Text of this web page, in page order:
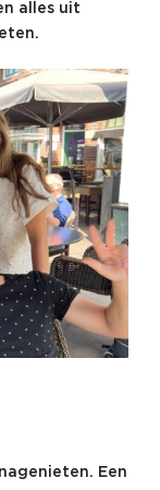
alles uit
Een